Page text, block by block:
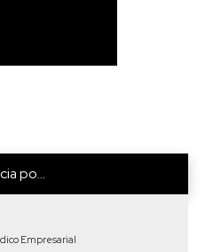
po...
Empresarial